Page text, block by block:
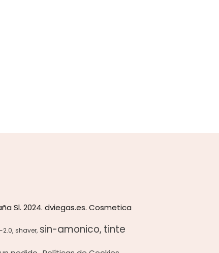
Sl. 2024. dviegas.es. Cosmetica
2.0 shaver sin-amonico tinte